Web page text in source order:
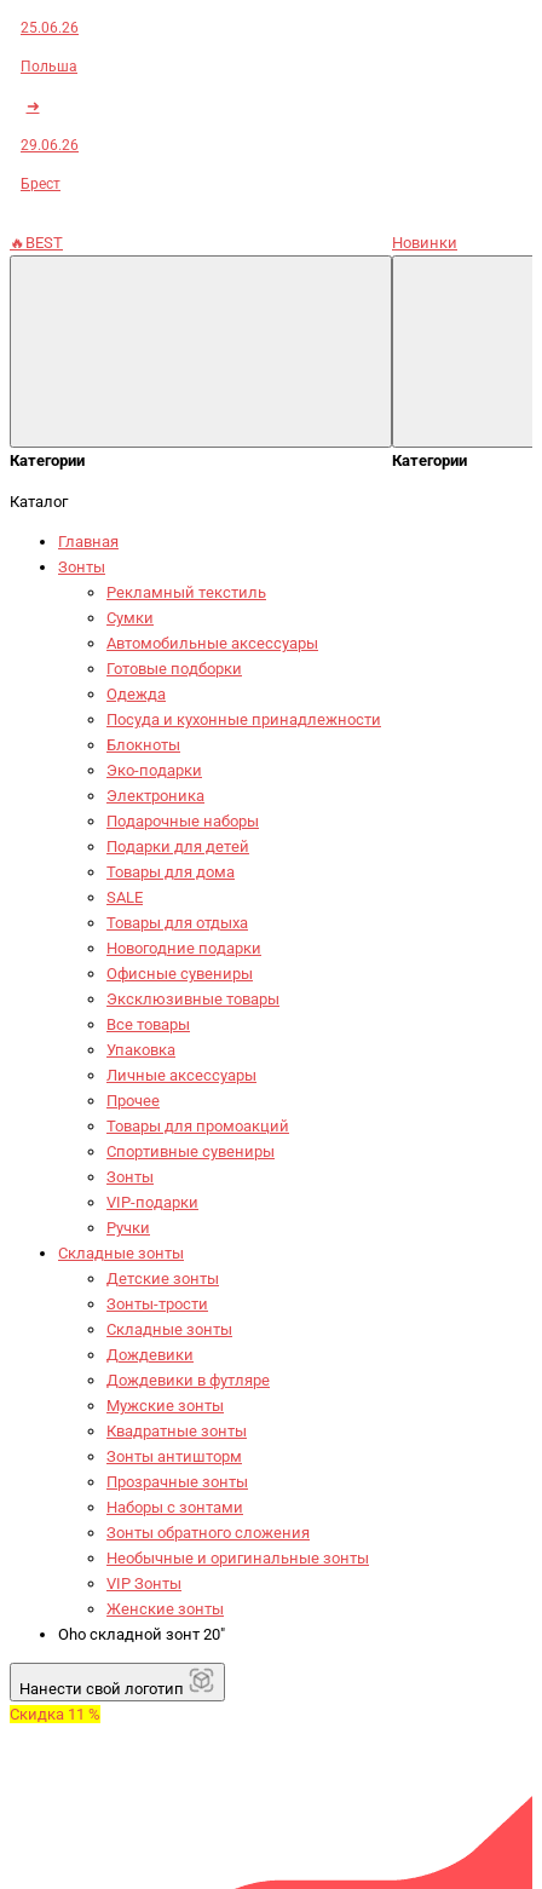
25.06.26
Польша
➜
29.06.26
Брест
🔥BEST
Категории
Новинки
Категории
Каталог
Главная
Зонты
Рекламный текстиль
Сумки
Автомобильные аксессуары
Готовые подборки
Одежда
Посуда и кухонные принадлежности
Блокноты
Эко-подарки
Электроника
Подарочные наборы
Подарки для детей
Товары для дома
SALE
Товары для отдыха
Новогодние подарки
Офисные сувениры
Эксклюзивные товары
Все товары
Упаковка
Личные аксессуары
Прочее
Товары для промоакций
Спортивные сувениры
Зонты
VIP-подарки
Ручки
Складные зонты
Детские зонты
Зонты-трости
Складные зонты
Дождевики
Дождевики в футляре
Мужские зонты
Квадратные зонты
Зонты антишторм
Прозрачные зонты
Наборы с зонтами
Зонты обратного сложения
Необычные и оригинальные зонты
VIP Зонты
Женские зонты
Oho складной зонт 20"
Нанести свой логотип
Скидка 11 %